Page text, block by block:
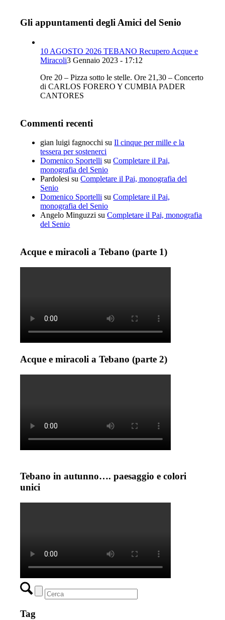
Gli appuntamenti degli Amici del Senio
10 AGOSTO 2026 TEBANO Recupero Acque e
Miracoli3 Gennaio 2023 - 17:12
Ore 20 – Pizza sotto le stelle. Ore 21,30 – Concerto
di CARLOS FORERO Y CUMBIA PADER
CANTORES
Commenti recenti
gian luigi fagnocchi suIl cinque per mille e la
tessera per sostenerci
Domenico Sportelli suCompletare il Pai,
monografia del Senio
Pardolesi suCompletare il Pai, monografia del
Senio
Domenico Sportelli suCompletare il Pai,
monografia del Senio
Angelo Minguzzi suCompletare il Pai, monografia
del Senio
Acque e miracoli a Tebano (parte 1)
Acque e miracoli a Tebano (parte 2)
Tebano in autunno…. paesaggio e colori
unici
Tag